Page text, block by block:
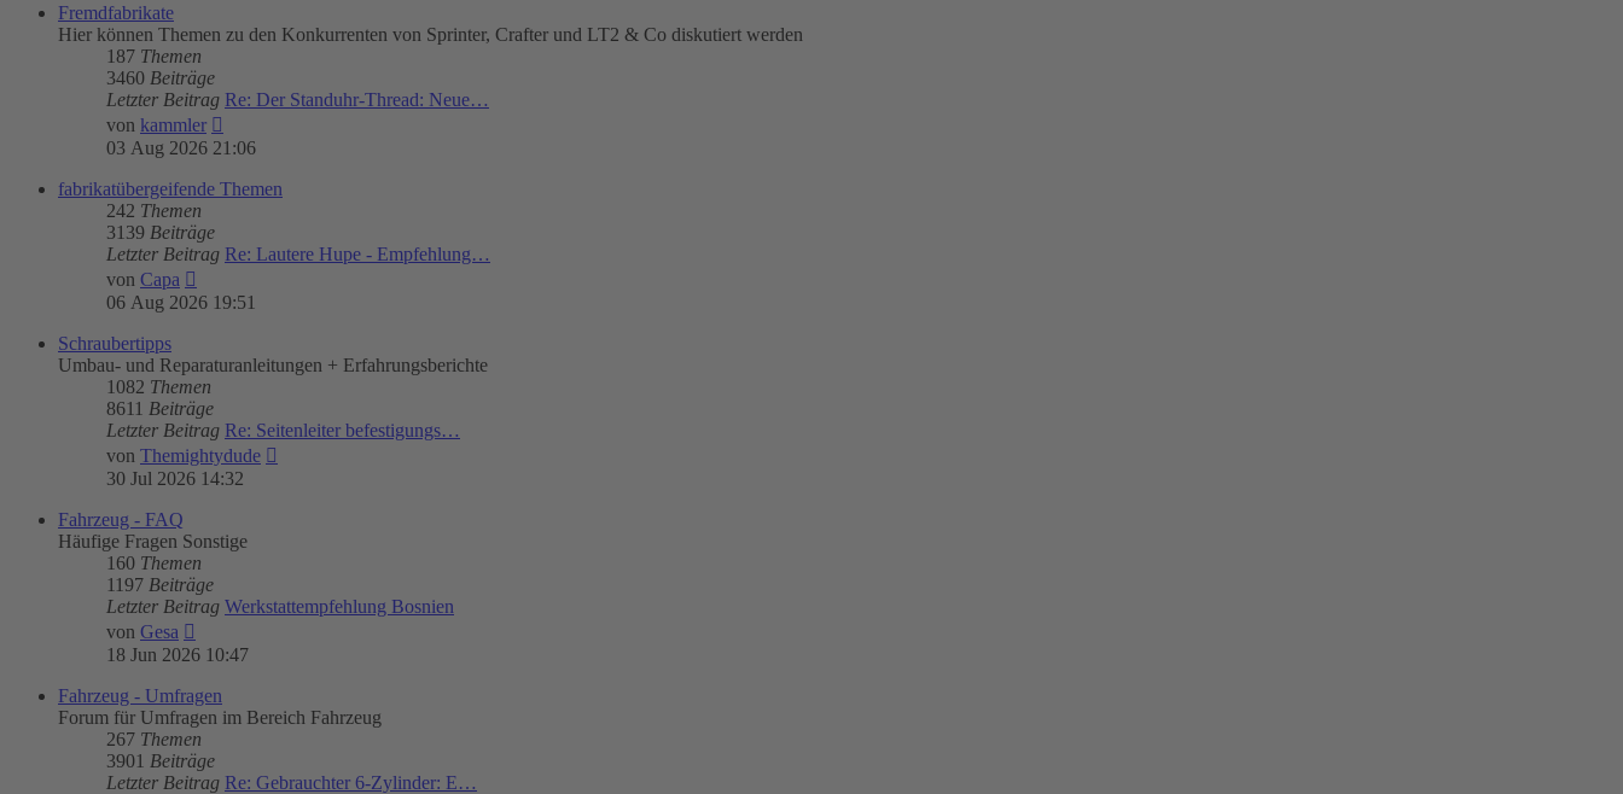
Fremdfabrikate
Hier können Themen zu den Konkurrenten von Sprinter, Crafter und LT2 & Co diskutiert werden
187 Themen
3460 Beiträge
Letzter Beitrag Re: Der Standuhr-Thread: Neue…
von kammler
Beitrag
03 Aug 2026 21:06
fabrikatübergeifende Themen
242 Themen
3139 Beiträge
Letzter Beitrag Re: Lautere Hupe - Empfehlung…
von Capa
Beitrag
06 Aug 2026 19:51
Schraubertipps
Umbau- und Reparaturanleitungen + Erfahrungsberichte
1082 Themen
8611 Beiträge
Letzter Beitrag Re: Seitenleiter befestigungs…
von Themightydude
30 Jul 2026 14:32
Fahrzeug - FAQ
Häufige Fragen Sonstige
160 Themen
1197 Beiträge
Letzter Beitrag Werkstattempfehlung Bosnien
von Gesa
Beitrag
18 Jun 2026 10:47
Fahrzeug - Umfragen
Forum für Umfragen im Bereich Fahrzeug
267 Themen
3901 Beiträge
Letzter Beitrag Re: Gebrauchter 6-Zylinder: E…